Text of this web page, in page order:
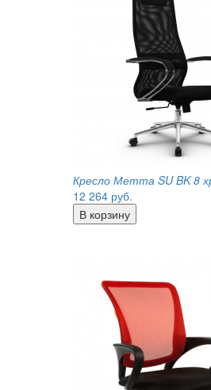
Кресло Метта SU BK 8
12 264 руб.